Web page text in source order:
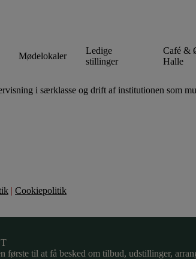
Mødelokaler
Ledige
stillinger
Café &
Halle
i særklasse og drift af institutionen som
| Cookiepolitik
første til at få besked om tilbud, udstillinger,